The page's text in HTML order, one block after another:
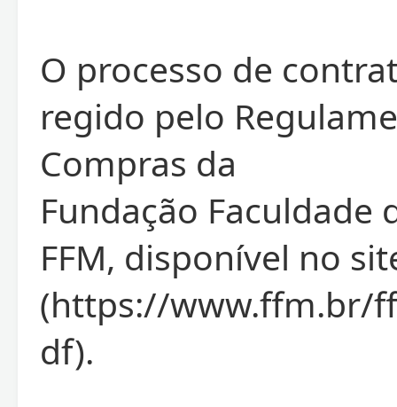
O processo de
regido pelo
Compras da
Fundação Faculdade
FFM, disponível no
(https://www.ffm.br/
df).